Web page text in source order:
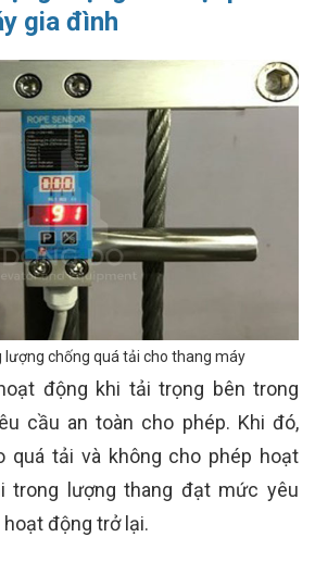
gia đình
lượng chống quá tải cho thang máy
động khi tải trọng bên trong
cầu an toàn cho phép. Khi đó,
quá tải và không cho phép hoạt
trong lượng thang đạt mức yêu
động trở lại.